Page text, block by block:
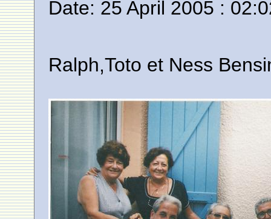
Date: 25 April 2005 :
Ralph,Toto et Ness